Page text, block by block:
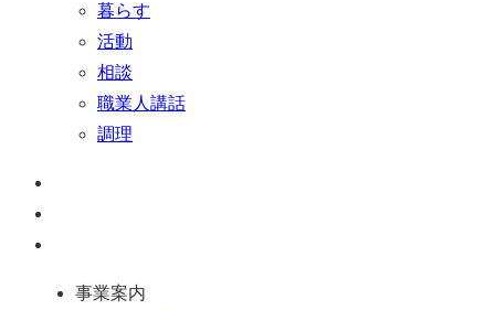
暮らす
活動
相談
職業人講話
調理
事業案内